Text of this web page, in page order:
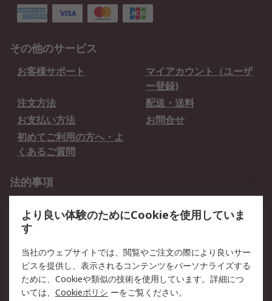
その他のサービス
お客様サポート
マイアカウント（ユーザ
ー登録)
注文方法
配送・送料
お支払い方法
お問合せ
初めてご利用の方へ・よ
くあるご質問
法的事項
クッキーポリシー
RSについて
会社概要
採用情報
プレスリリース＆お知ら
コーポレートサイト
より良い体験のためにCookieを使用していま
す
当社のウェブサイトでは、閲覧やご注文の際により良いサー
ビスを提供し、表示されるコンテンツをパーソナライズする
ために、Cookieや類似の技術を使用しています。詳細につ
いては、 Cookieポリシ ーをご覧ください。